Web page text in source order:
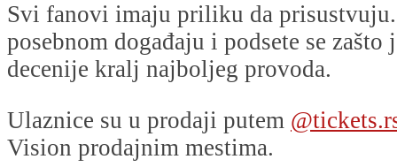
Svi fanovi imaju priliku da
posebnom događaju i podsete se
decenije kralj najboljeg provoda.
Ulaznice su u prodaji putem
Vision prodajnim mestima.